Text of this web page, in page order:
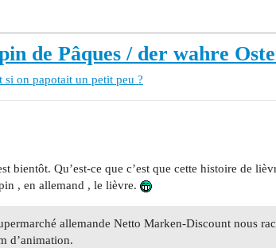
de Pâques / der wahre
si on papotait un petit peu ?
bientôt. Qu’est-ce que c’est que cette histoire de
, en allemand , le lièvre.
allemande Netto Marken-Discount nous
d’animation.